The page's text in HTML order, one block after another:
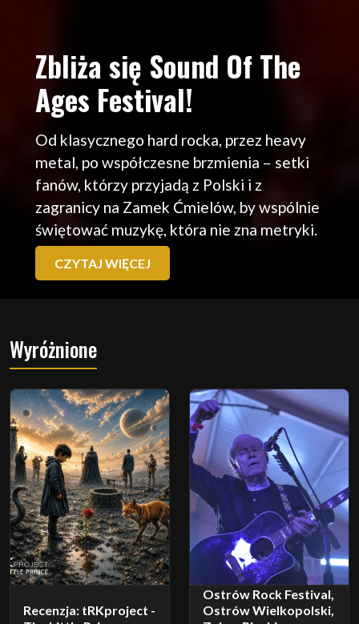
Zbliża się Sound Of The
Ages Festival!
Od klasycznego hard rocka, przez heavy
metal, po współczesne brzmienia – setki
fanów, którzy przyjadą z Polski i z
zagranicy na Zamek Ćmielów, by wspólnie
świętować muzykę, która nie zna metryki.
CZYTAJ WIĘCEJ
Wyróżnione
Recenzja: tRKproject -
Ostrów Rock Festival,
Ostrów Wielkopolski,